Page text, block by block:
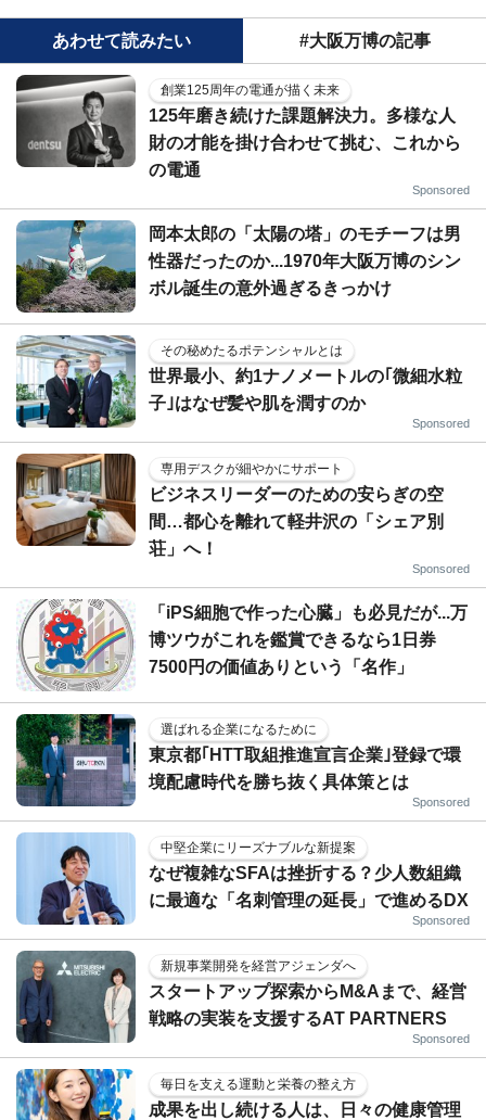
あわせて読みたい #大阪万博の記事
創業125周年の電通が描く未来
125年磨き続けた課題解決力。多様な人
財の才能を掛け合わせて挑む、これから
の電通
Sponsored
岡本太郎の「太陽の塔」のモチーフは男
性器だったのか...1970年大阪万博のシン
ボル誕生の意外過ぎるきっかけ
その秘めたるポテンシャルとは
世界最小、約1ナノメートルの｢微細水粒
子｣はなぜ髪や肌を潤すのか
Sponsored
専用デスクが細やかにサポート
ビジネスリーダーのための安らぎの空
間…都心を離れて軽井沢の「シェア別
荘」へ！
Sponsored
「iPS細胞で作った心臓」も必見だが...万
博ツウがこれを鑑賞できるなら1日券
7500円の価値ありという「名作」
選ばれる企業になるために
東京都｢HTT取組推進宣言企業｣登録で環
境配慮時代を勝ち抜く具体策とは
Sponsored
中堅企業にリーズナブルな新提案
なぜ複雑なSFAは挫折する？少人数組織
に最適な「名刺管理の延長」で進めるDX
Sponsored
新規事業開発を経営アジェンダへ
スタートアップ探索からM&Aまで、経営
戦略の実装を支援するAT PARTNERS
Sponsored
毎日を支える運動と栄養の整え方
成果を出し続ける人は、日々の健康管理